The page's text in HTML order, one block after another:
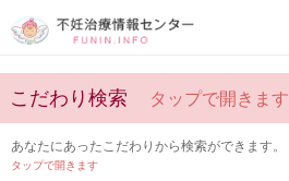
こだわり検索 タップで開きます
あなたにあったこだわりから検索ができます。
タップで開きます